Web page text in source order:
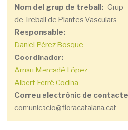
Nom del grup de treball
Grup
de Treball de Plantes Vasculars
Responsable
Daniel Pérez Bosque
Coordinador
Arnau Mercadé López
Albert Ferré Codina
Correu electrònic de contacte
comunicacio@floracatalana.cat